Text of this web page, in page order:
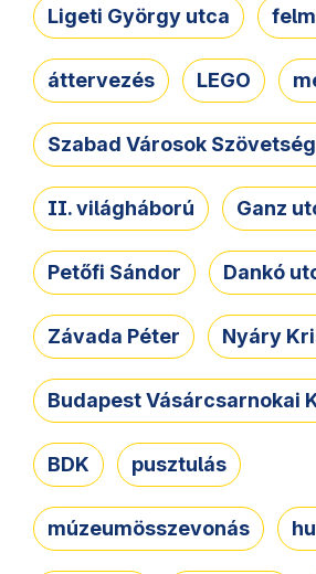
Ligeti György utca
áttervezés LEGO
Szabad Városok
II. világháború Ganz
Petőfi Sándor Dankó
Závada Péter Nyáry
Budapest Vásárcsarnokai
BDK pusztulás
múzeumösszevonás